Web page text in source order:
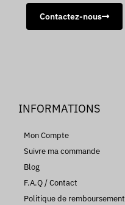
Contactez-nous
INFORMATIONS
Mon Compte
Suivre ma commande
Blog
F.A.Q / Contact
Politique de remboursement